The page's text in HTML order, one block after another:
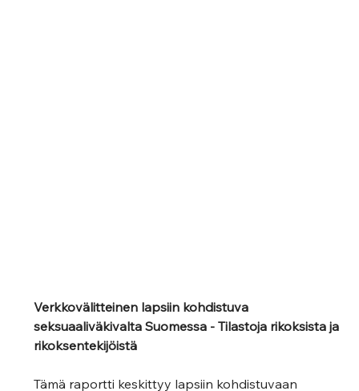
Verkkovälitteinen lapsiin kohdistuva
seksuaaliväkivalta Suomessa - Tilastoja rikoksista ja
rikoksentekijöistä
Tämä raportti keskittyy lapsiin kohdistuvaan